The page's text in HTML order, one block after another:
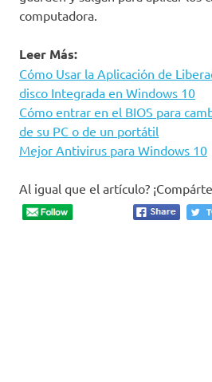
computadora.
Leer Más:
Cómo Usar la Aplicación de
disco Integrada en Windows 10
Cómo entrar en el BIOS para
de su PC o de un portátil
Mejor Antivirus para Windows 10
Al igual que el artículo?